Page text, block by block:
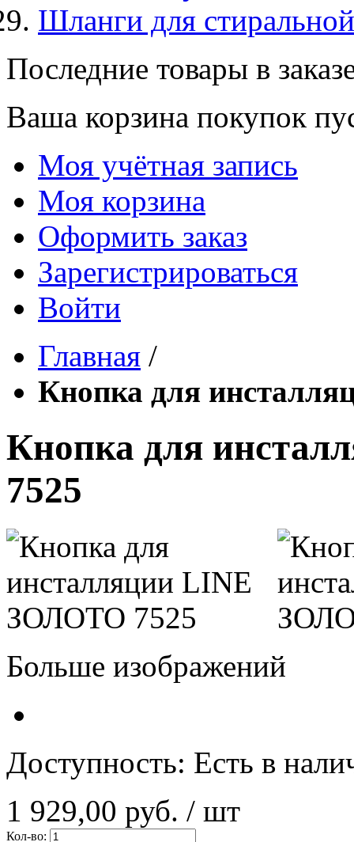
Шланги для
Последние товары в
Ваша корзина покупок
Моя учётная запись
Моя корзина
Оформить заказ
Зарегистрироваться
Войти
Главная /
Кнопка для
Кнопка для
7525
Больше изображений
Доступность: Есть в
1 929,00 руб. / шт
Кол-во: